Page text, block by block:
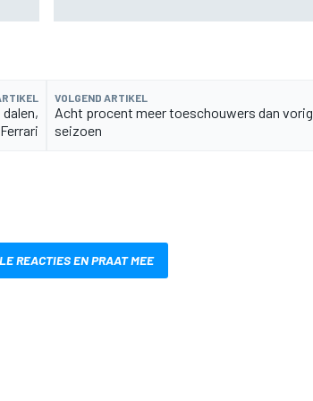
VOLGEND ARTIKEL
Acht procent meer toeschouwers dan vorig
seizoen
REACTIES EN PRAAT MEE